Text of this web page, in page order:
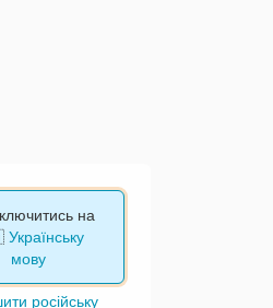
на
Українську
мову
російську